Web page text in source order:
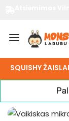
SQUISHY ŽAISLAI